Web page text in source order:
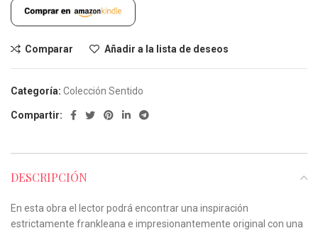
Comparar Añadir a la lista de deseos
Categoría: Colección Sentido
Compartir:
DESCRIPCIÓN
En esta obra el lector podrá encontrar una inspiración
estrictamente frankleana e impresionantemente original con una